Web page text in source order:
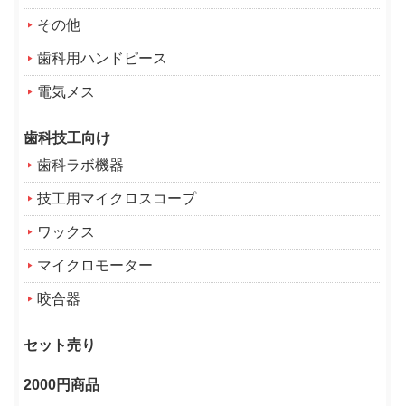
その他
歯科用ハンドピース
電気メス
歯科技工向け
歯科ラボ機器
技工用マイクロスコープ
ワックス
マイクロモーター
咬合器
セット売り
2000円商品